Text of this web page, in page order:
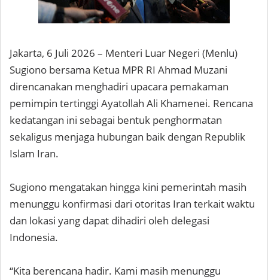
Jakarta, 6 Juli 2026 – Menteri Luar Negeri (Menlu)
Sugiono bersama Ketua MPR RI Ahmad Muzani
direncanakan menghadiri upacara pemakaman
pemimpin tertinggi Ayatollah Ali Khamenei. Rencana
kedatangan ini sebagai bentuk penghormatan
sekaligus menjaga hubungan baik dengan Republik
Islam Iran.
Sugiono mengatakan hingga kini pemerintah masih
menunggu konfirmasi dari otoritas Iran terkait waktu
dan lokasi yang dapat dihadiri oleh delegasi
Indonesia.
“Kita berencana hadir. Kami masih menunggu